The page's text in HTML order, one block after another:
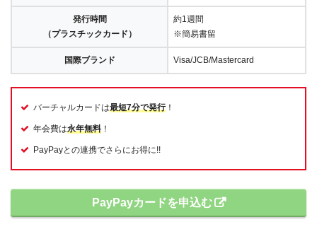
発行時間
（プラスチックカード）
約1週間
※簡易書留
国際ブランド Visa/JCB/Mastercard
バーチャルカードは最短7分で発行！
年会費は永年無料 ！
PayPayとの連携でさらにお得に!!
PayPayカードを申込む